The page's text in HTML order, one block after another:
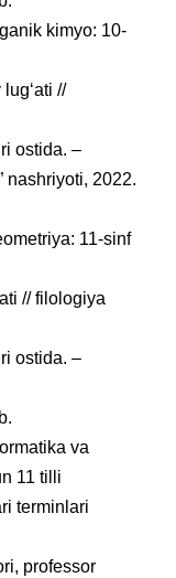
kimyo: 10-
//
ostida. –
nashriyoti, 2022.
11-sinf
// filologiya
ostida. –
va
11 tilli
terminlari
professor